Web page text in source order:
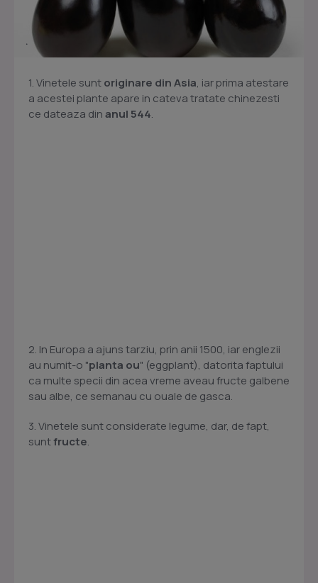
1. Vinetele suntoriginare din Asia, iar prima atestare
a acestei plante apare in cateva tratate chinezesti
ce dateaza dinanul 544.
2. In Europa a ajuns tarziu, prin anii 1500, iar englezii
au numit-o "planta ou" (eggplant), datorita faptului
ca multe specii din acea vreme aveau fructe galbene
sau albe, ce semanau cu ouale de gasca.
3. Vinetele sunt considerate legume, dar, de fapt,
suntfructe.